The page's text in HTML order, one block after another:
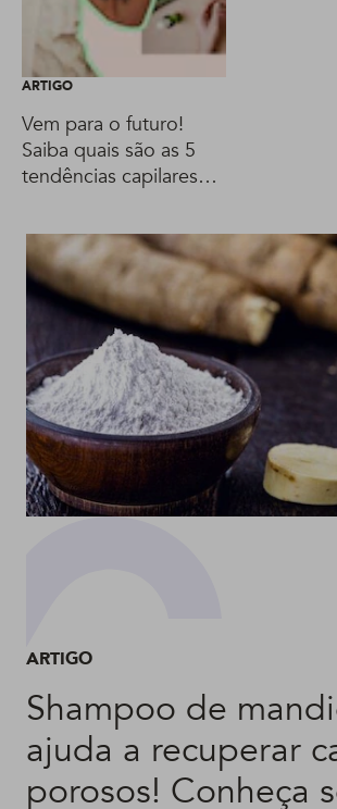
ARTIGO
Vem para o futuro!
Saiba quais são as 5
tendências capilares
ARTIGO
Shampoo de
ajuda a recuperar
porosos! Conheça